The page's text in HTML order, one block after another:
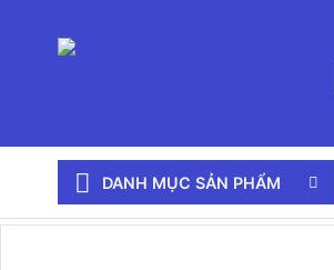
DANH MỤC SẢN PHẨM